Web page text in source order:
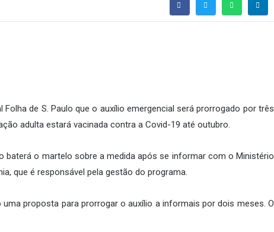
de S. Paulo que o auxílio emergencial será prorrogado por três
adulta estará vacinada contra a Covid-19 até outubro.
baterá o martelo sobre a medida após se informar com o Ministério
que é responsável pela gestão do programa.
proposta para prorrogar o auxílio a informais por dois meses. O